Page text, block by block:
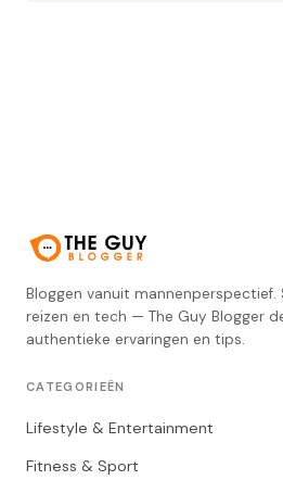
Bloggen vanuit mannenperspectief.
reizen en tech — The Guy Blogger
authentieke ervaringen en tips.
CATEGORIEËN
Lifestyle & Entertainment
Fitness & Sport